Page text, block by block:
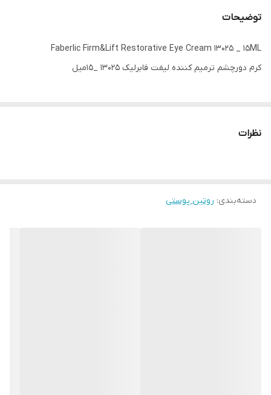
توضیحات
Faberlic Firm&Lift Restorative Eye Cream 13025 _ 15ML
کرم دورچشم ترمیم کننده لیفت فابرلیک 13025 _15میل
نظرات
دسته‌بندی: روتین پوستی